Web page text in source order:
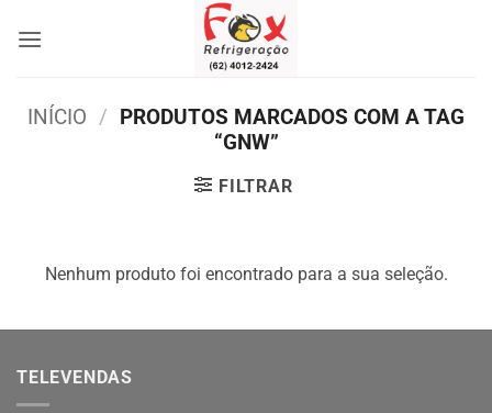
INÍCIO / PRODUTOS MARCADOS COM A TAG
“GNW”
FILTRAR
Nenhum produto foi encontrado para a sua seleção.
TELEVENDAS